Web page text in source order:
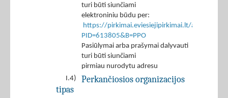
turi būti siunčiami
elektroniniu būdu per:
https://pirkimai.eviesiejipirkimai.lt/app/rfq/
PID=613805&B=PPO
Pasiūlymai arba prašymai dalyvauti
turi būti siunčiami
pirmiau nurodytu adresu
I.4)
Perkančiosios organizacijos
tipas